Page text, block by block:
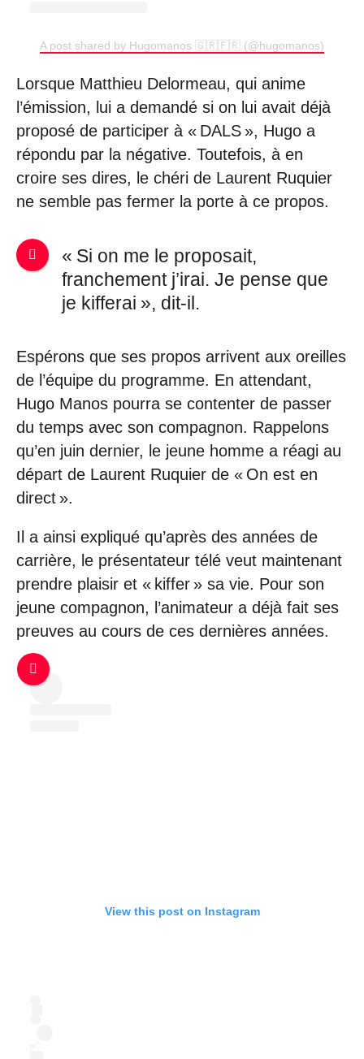
A post shared by Hugomanos 🇬🇷🇫🇷 (@hugomanos)
Lorsque Matthieu Delormeau, qui anime
l’émission, lui a demandé si on lui avait déjà
proposé de participer à « DALS », Hugo a
répondu par la négative. Toutefois, à en
croire ses dires, le chéri de Laurent Ruquier
ne semble pas fermer la porte à ce propos.
« Si on me le proposait,
franchement j’irai. Je pense que
je kifferai », dit-il.
Espérons que ses propos arrivent aux oreilles
de l’équipe du programme. En attendant,
Hugo Manos pourra se contenter de passer
du temps avec son compagnon. Rappelons
qu’en juin dernier, le jeune homme a réagi au
départ de Laurent Ruquier de « On est en
direct ».
Il a ainsi expliqué qu’après des années de
carrière, le présentateur télé veut maintenant
prendre plaisir et « kiffer » sa vie. Pour son
jeune compagnon, l’animateur a déjà fait ses
preuves au cours de ces dernières années.
View this post on Instagram